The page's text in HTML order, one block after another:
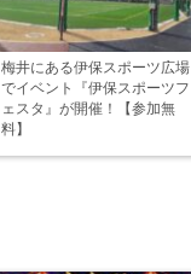
梅井にある伊保スポーツ広場
でイベント『伊保スポーツフ
ェスタ』が開催！【参加無
料】